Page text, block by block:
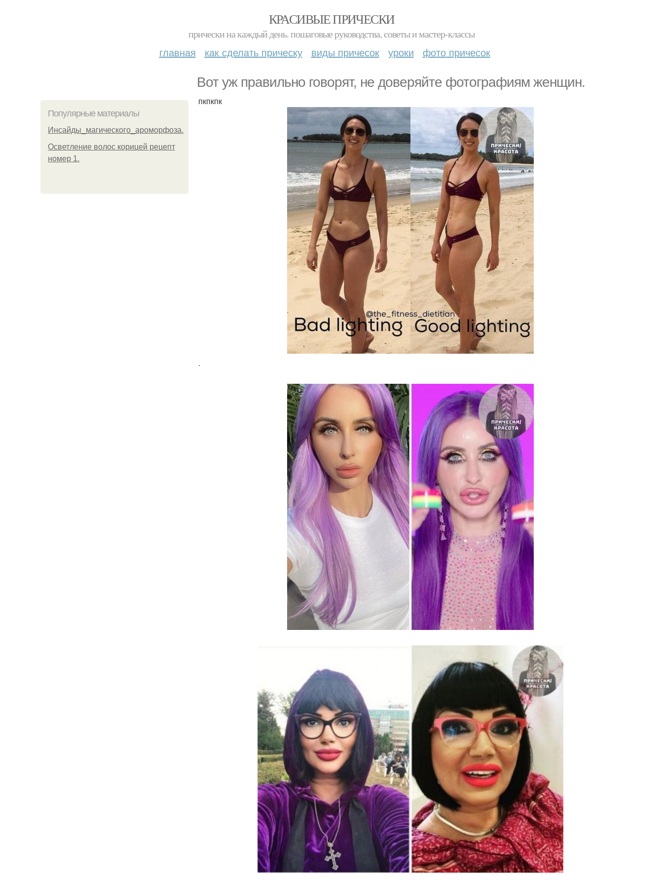
КРАСИВЫЕ ПРИЧЕСКИ
прически на каждый день. пошаговые руководства, советы и мастер-классы
главная как сделать прическу виды причесок уроки фото причесок
Вот уж правильно говорят, не доверяйте фотографиям женщин.
Популярные материалы
Инсайды_магического_ароморфоза.
Осветление волос корицей рецепт
номер 1.
пкпкпк
.